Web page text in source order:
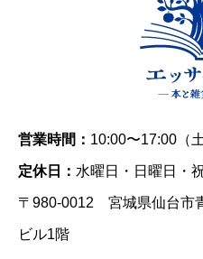
営業時間： 10:00〜17:00（
定休日： 水曜日・日曜日・
〒980-0012 宮城県仙台市
ビル1階